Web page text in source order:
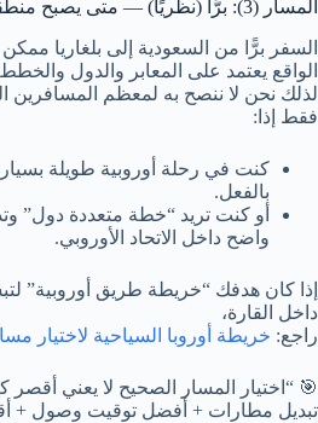
المسار (3): برًّا (نظريًا) — متى يصبح منطقيًا؟ 🚗
السفر برًّا من السعودية إلى بلغاريا
الواقع يعتمد على المعابر والدول والخطط
لذلك نحن لا ننصح به لمعظم المسافرين
فقط إذا:
كنت في رحلة أوروبية طويلة
بالفعل.
أو كنت تريد “خطة متعددة دول”
واضح داخل الاتحاد الأوروبي.
إذا كان هدفك “خريطة طريق أوروبية”
داخل القارة،
راجع: خريطة أوروبا السياحية لاختيار
🎯 “اختيار المسار الصحيح لا يعني
تبديل مطارات + أفضل توقيت وصول +